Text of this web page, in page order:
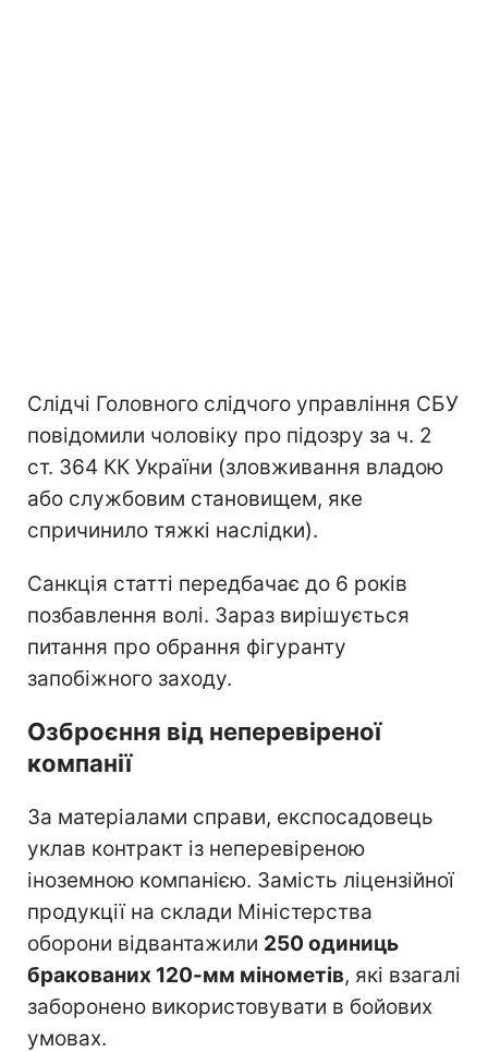
Слідчі Головного слідчого управління СБУ
повідомили чоловіку про підозру за ч. 2
ст. 364 КК України (зловживання владою
або службовим становищем, яке
спричинило тяжкі наслідки).
Санкція статті передбачає до 6 років
позбавлення волі. Зараз вирішується
питання про обрання фігуранту
запобіжного заходу.
Озброєння від неперевіреної
компанії
За матеріалами справи, експосадовець
уклав контракт із неперевіреною
іноземною компанією. Замість ліцензійної
продукції на склади Міністерства
оборони відвантажили 250 одиниць
бракованих 120-мм мінометів, які взагалі
заборонено використовувати в бойових
умовах.